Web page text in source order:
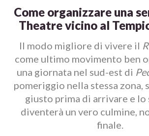
Come organizzare una
Theatre vicino al
Il modo migliore di vivere il
come ultimo movimento ben
una giornata nel sud-est di
pomeriggio nella stessa zona,
giusto prima di arrivare e
diventerà un vero culmine,
finale.